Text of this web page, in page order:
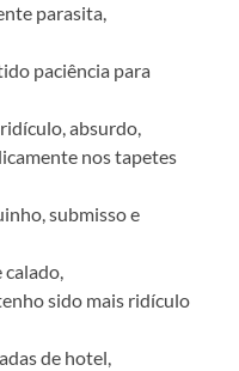
parasita,
paciência para
absurdo,
nos tapetes
submisso e
sido mais ridículo
de hotel,